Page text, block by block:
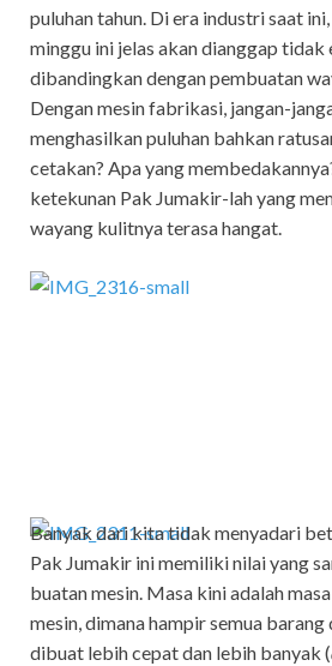
puluhan tahun. Di era industri saat
minggu ini jelas akan dianggap tidak
dibandingkan dengan pembuatan
Dengan mesin fabrikasi, jangan-
menghasilkan puluhan bahkan
cetakan? Apa yang
ketekunan Pak Jumakir-lah yang
wayang kulitnya terasa hangat.
Banyak dari kita tidak menyadari
Pak Jumakir ini memiliki nilai yang
buatan mesin. Masa kini adalah
mesin, dimana hampir semua
dibuat lebih cepat dan lebih banyak (